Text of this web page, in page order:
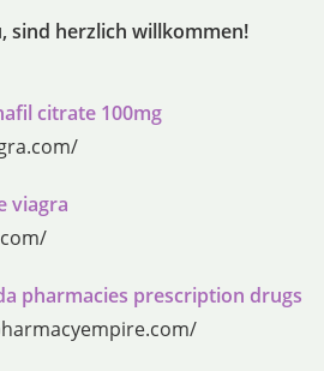
sind herzlich willkommen!
citrate 100mg
viagra
pharmacies prescription drugs